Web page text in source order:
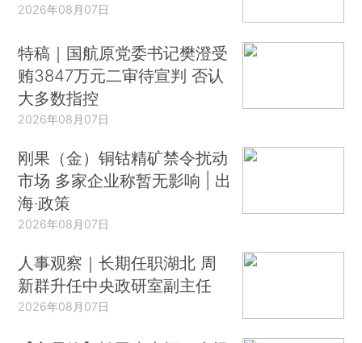
2026年08月07日
特稿｜国航原党委书记樊澄受
贿3847万元二审待宣判 否认
大多数指控
2026年08月07日
刚果（金）铜钴精矿禁令扰动
市场 多家企业称暂无影响 | 出
海·政策
2026年08月07日
人事观察｜长期任职湖北 周
新群升任中央政研室副主任
2026年08月07日